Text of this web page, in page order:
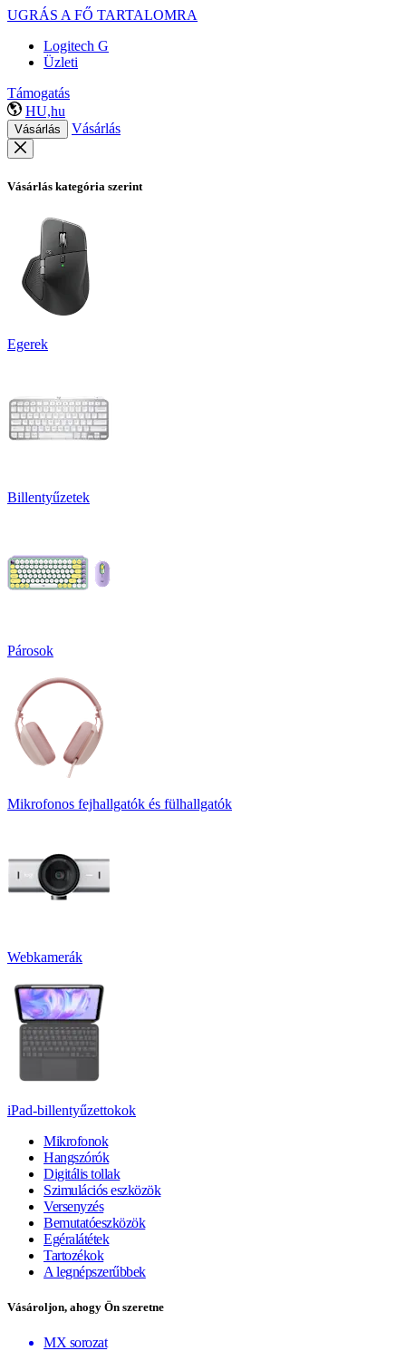
UGRÁS A FŐ TARTALOMRA
Logitech G
Üzleti
Támogatás
HU,hu
Vásárlás Vásárlás
Vásárlás kategória szerint
Egerek
Billentyűzetek
Párosok
Mikrofonos fejhallgatók és fülhallgatók
Webkamerák
iPad-billentyűzettokok
Mikrofonok
Hangszórók
Digitális tollak
Szimulációs eszközök
Versenyzés
Bemutatóeszközök
Egéralátétek
Tartozékok
A legnépszerűbbek
Vásároljon, ahogy Ön szeretne
MX sorozat